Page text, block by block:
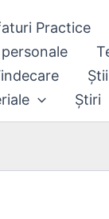
Practice
Știri